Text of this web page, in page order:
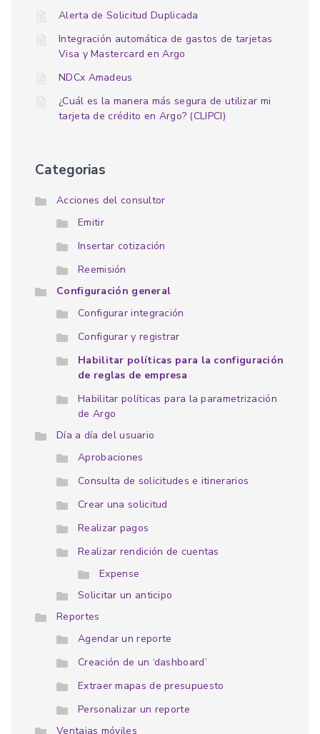
Alerta de Solicitud Duplicada
Integración automática de gastos de tarjetas
Visa y Mastercard en Argo
NDCx Amadeus
¿Cuál es la manera más segura de utilizar mi
tarjeta de crédito en Argo? (CLIPCI)
Categorias
Acciones del consultor
Emitir
Insertar cotización
Reemisión
Configuración general
Configurar integración
Configurar y registrar
Habilitar políticas para la configuración
de reglas de empresa
Habilitar políticas para la parametrización
de Argo
Día a día del usuario
Aprobaciones
Consulta de solicitudes e itinerarios
Crear una solicitud
Realizar pagos
Realizar rendición de cuentas
Expense
Solicitar un anticipo
Reportes
Agendar un reporte
Creación de un ‘dashboard’
Extraer mapas de presupuesto
Personalizar un reporte
Ventajas móviles